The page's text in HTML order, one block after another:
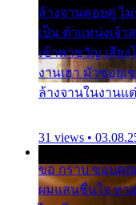
ล้างจานคอยคู่ ไ
เป็น ตำแหน่งเจ้
เข้าพาขวัญ เสีย
งานเฮา มัวซอย
ล้างจานในงานแต่
31 views •
ขอ กราบ ขอบคุ
ผมแสนชื่นใจ หาย